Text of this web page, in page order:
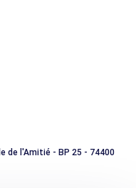
de l'Amitié - BP 25 - 74400